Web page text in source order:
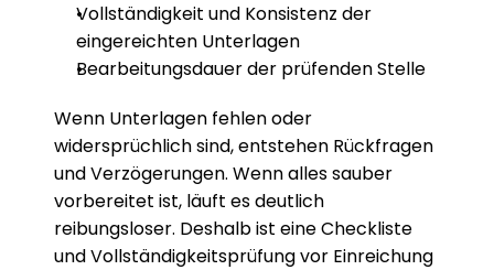
Vollständigkeit und Konsistenz der
eingereichten Unterlagen
Bearbeitungsdauer der prüfenden Stelle
Wenn Unterlagen fehlen oder
widersprüchlich sind, entstehen Rückfragen
und Verzögerungen. Wenn alles sauber
vorbereitet ist, läuft es deutlich
reibungsloser. Deshalb ist eine Checkliste
und Vollständigkeitsprüfung vor Einreichung